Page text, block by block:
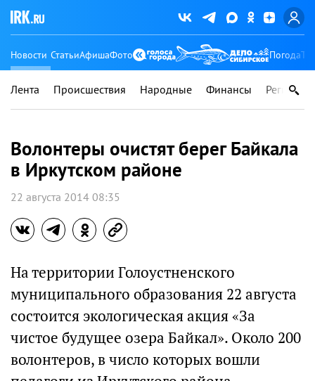
Новости СтатьиАфишаФото Погода
Лента Происшествия Народные Финансы Регионы
Волонтеры очистят берег Байкала
в Иркутском районе
22 августа 2014 08:35
На территории Голоустненского
муниципального образования 22 августа
состоится экологическая акция «За
чистое будущее озера Байкал». Около 200
волонтеров, в число которых вошли